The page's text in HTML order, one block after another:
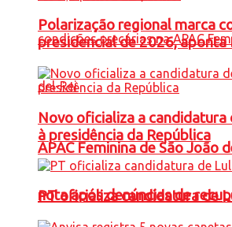
APAC Feminina de São João
nota após denúncias de
Polarização regional marca
presidencial de 2026, aponta
Novo oficializa a candidatura
à presidência da República
PT oficializa candidatura de